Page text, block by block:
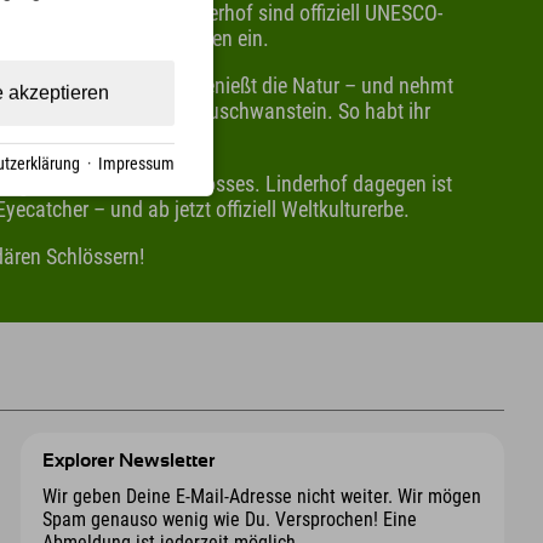
und Schloss Linderhof sind offiziell UNESCO-
großen Kultur-Ikonen ein.
Ammergauer Alpen, genießt die Natur – und nehmt
zu Schloss Neuschwanstein. So habt ihr
des Märchenschlosses. Linderhof dagegen ist
– und ab jetzt offiziell Weltkulturerbe.
Schlössern!
Explorer Newsletter
Wir geben Deine E-Mail-Adresse nicht weiter. Wir mögen
Spam genauso wenig wie Du. Versprochen! Eine
akzeptieren
· Impressum